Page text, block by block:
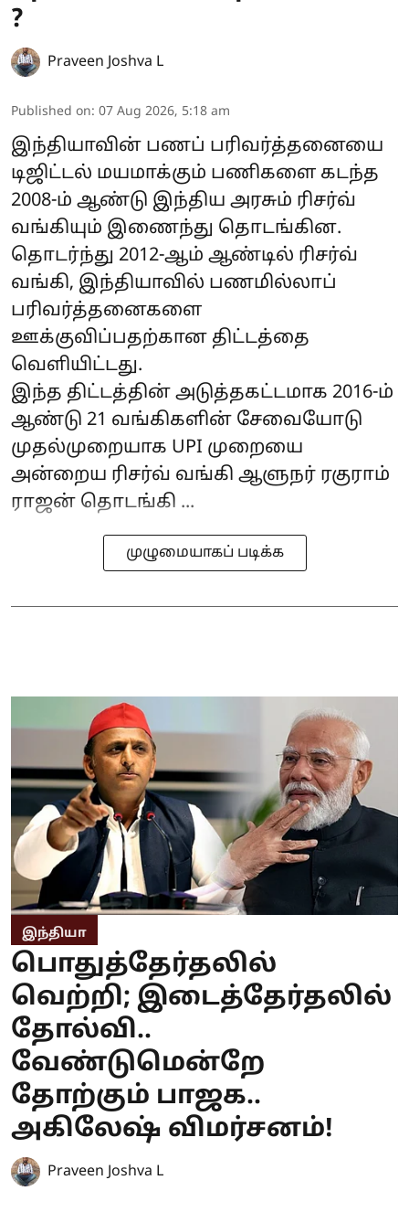
?
Praveen Joshva L
Published on: 07 Aug 2026, 5:18 am
இந்தியாவின் பணப் பரிவர்த்தனையை
டிஜிட்டல் மயமாக்கும் பணிகளை கடந்த
2008-ம் ஆண்டு இந்திய அரசும் ரிசர்வ்
வங்கியும் இணைந்து தொடங்கின.
தொடர்ந்து 2012-ஆம் ஆண்டில் ரிசர்வ்
வங்கி, இந்தியாவில் பணமில்லாப்
பரிவர்த்தனைகளை
ஊக்குவிப்பதற்கான திட்டத்தை
வெளியிட்டது.
இந்த திட்டத்தின் அடுத்தகட்டமாக 2016-ம்
ஆண்டு 21 வங்கிகளின் சேவையோடு
முதல்முறையாக UPI முறையை
அன்றைய ரிசர்வ் வங்கி ஆளுநர் ரகுராம்
ராஜன் தொடங்கி ...
முழுமையாகப் படிக்க
இந்தியா
பொதுத்தேர்தலில்
வெற்றி; இடைத்தேர்தலில்
தோல்வி..
வேண்டுமென்றே
தோற்கும் பாஜக..
அகிலேஷ் விமர்சனம்!
Praveen Joshva L